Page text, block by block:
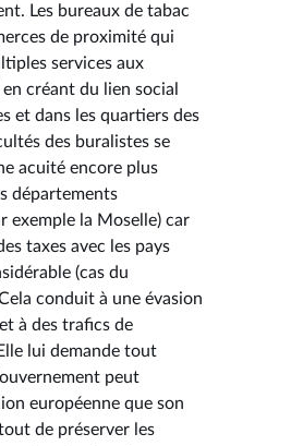
Les bureaux de tabac
de proximité qui
services aux
créant du lien social
et dans les quartiers des
des buralistes se
acuité encore plus
départements
exemple la Moselle) car
taxes avec les pays
(cas du
conduit à une évasion
à des trafics de
lui demande tout
peut
européenne que son
de préserver les